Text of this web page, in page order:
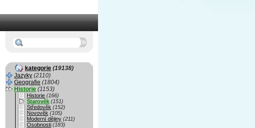
kategorie (19138)
Jazyky (2110)
Geografie (1804)
Historie (1153)
Historie (166)
Starověk (151)
Středověk (152)
Novověk (105)
Moderní dějiny (211)
Osobnosti (183)